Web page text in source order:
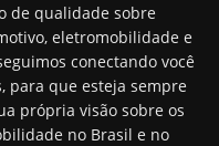
de qualidade sobre
eletromobilidade e
conectando você
para que esteja sempre
própria visão sobre os
no Brasil e no